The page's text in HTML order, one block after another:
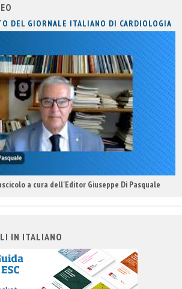
DEL GIORNALE ITALIANO DI CARDIOLOGIA
a cura dell'Editor Giuseppe Di Pasquale
IN ITALIANO